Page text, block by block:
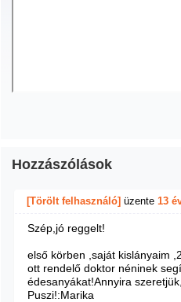
Hozzászólások
[Törölt felhasználó] üzente 13
Szép,jó reggelt!
első körben ,saját kislányaim
ott rendelő doktor néninek
édesanyákat!Annyira
Puszi!:Marika